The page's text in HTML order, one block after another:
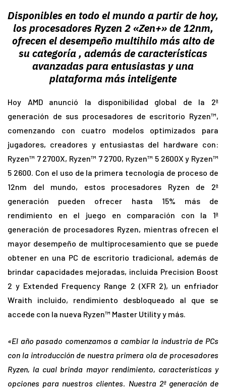
Disponibles en todo el mundo a partir de hoy,
los procesadores Ryzen 2 «Zen+» de 12nm,
ofrecen el desempeño multihilo más alto de
su categoría, además de características
avanzadas para entusiastas y una
plataforma más inteligente
Hoy AMD anunció la disponibilidad global de la 2ª
generación de sus procesadores de escritorio Ryzen™,
comenzando con cuatro modelos optimizados para
jugadores, creadores y entusiastas del hardware con:
Ryzen™ 7 2700X, Ryzen™ 7 2700, Ryzen™ 5 2600X y Ryzen™
5 2600. Con el uso de la primera tecnología de proceso de
12nm del mundo, estos procesadores Ryzen de 2ª
generación pueden ofrecer hasta 15% más de
rendimiento en el juego en comparación con la 1ª
generación de procesadores Ryzen, mientras ofrecen el
mayor desempeño de multiprocesamiento que se puede
obtener en una PC de escritorio tradicional, además de
brindar capacidades mejoradas, incluida Precision Boost
2 y Extended Frequency Range 2 (XFR 2), un enfriador
Wraith incluido, rendimiento desbloqueado al que se
accede con la nueva Ryzen™ Master Utility y más.
«El año pasado comenzamos a cambiar la industria de PCs
con la introducción de nuestra primera ola de procesadores
Ryzen, la cual brinda mayor rendimiento, características y
opciones para nuestros clientes. Nuestra 2ª generación de